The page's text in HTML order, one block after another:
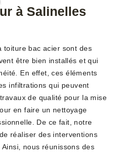
à Salinelles
toiture bac acier sont des
être bien installés et qui
En effet, ces éléments
infiltrations qui peuvent
de qualité pour la mise
en faire un nettoyage
De ce fait, notre
réaliser des interventions
nous réunissons des